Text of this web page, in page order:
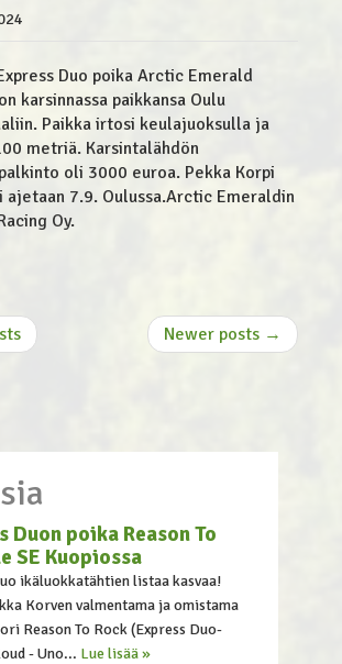
Duo poika Arctic Emerald
karsinnassa paikkansa Oulu
Paikka irtosi keulajuoksulla ja
metriä. Karsintalähdön
oli 3000 euroa. Pekka Korpi
ajetaan 7.9. Oulussa.Arctic Emeraldin
Oy.
Newer posts →
Duon poika Reason To
SE Kuopiossa
ikäluokkatähtien listaa kasvaa!
Korven valmentama ja omistama
Reason To Rock (Express Duo-
- Uno... Lue lisää »